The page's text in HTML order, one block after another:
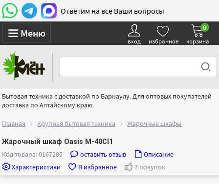
Ответим на все Ваши вопросы
Меню
вход избранное корзина
0
Бытовая техника с доставкой по Барнаулу. Для оптовых покупателей
доставка по Алтайскому краю
Главная Крупная бытовая техника Жарочные шкафы
Жарочный шкаф Oasis M-40CI1
Код товара: 0167285 оставить отзыв
Описание
Характеристики
В избранное 7 покупок